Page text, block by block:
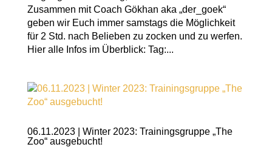
Zusammen mit Coach Gökhan aka „der_goek“
geben wir Euch immer samstags die Möglichkeit
für 2 Std. nach Belieben zu zocken und zu werfen.
Hier alle Infos im Überblick: Tag:...
06.11.2023 | Winter 2023: Trainingsgruppe „The
Zoo“ ausgebucht!